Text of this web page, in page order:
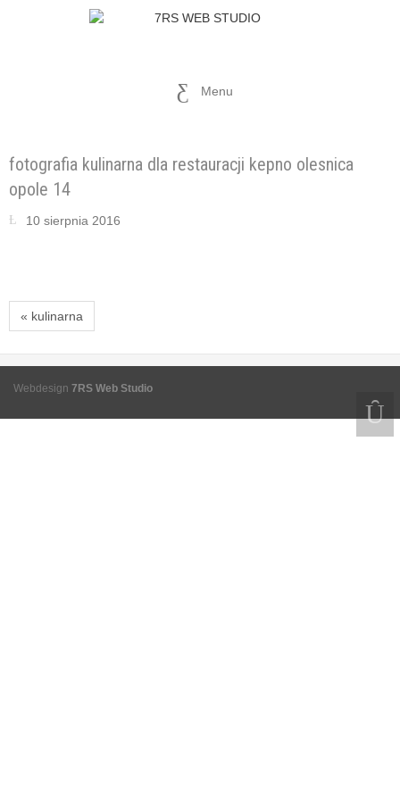
Menu
fotografia kulinarna dla restauracji kepno olesnica
opole 14
10 sierpnia 2016
« kulinarna
Webdesign 7RS Web Studio